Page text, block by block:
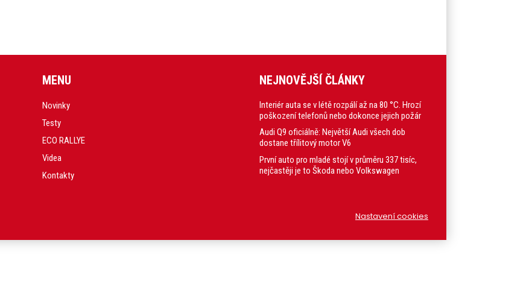
MENU
Novinky
Testy
ECO RALLYE
Videa
Kontakty
NEJNOVĚJŠÍ ČLÁNKY
Interiér auta se v létě rozpálí až na 80 °C. Hrozí
poškození telefonů nebo dokonce jejich požár
Audi Q9 oficiálně: Největší Audi všech dob
dostane třílitový motor V6
První auto pro mladé stojí v průměru 337 tisíc,
nejčastěji je to Škoda nebo Volkswagen
Nastavení cookies